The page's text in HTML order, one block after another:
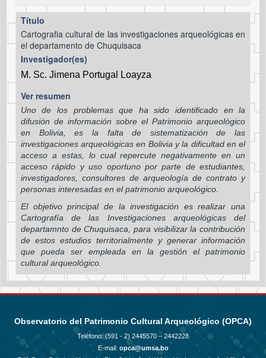
Título
Cartografia cultural de las investigaciones arqueológicas en
el departamento de Chuquisaca
Investigador(es)
M. Sc. Jimena Portugal Loayza
Ver resumen
Uno de los problemas que ha sido identificado en la
difusión de información sobre el Patrimonio arqueológico
en Bolivia, es la falta de sistematización de las
investigaciones arqueológicas en Bolivia y la dificultad en el
acceso a estas, lo cual repercute negativamente en un
acceso rápido y uso oportuno por parte de estudiantes,
investigadores, consultores de arqueología de contrato y
personas interesadas en el patrimonio arqueológico.
El objetivo principal de la investigación es realizar una
Cartografía de las Investigaciones arqueológicas del
departamnto de Chuquisaca, para visibilizar la contribución
de estos estudios territorialmente y generar información
que pueda ser empleada en la gestión el patrimonio
cultural arqueológico.
Observatorio del Patrimonio Cultural Arqueológico (OPCA)
Teléfono: (591 - 2) 2445570 – 2442228
E-mail: opca@umsa.bo